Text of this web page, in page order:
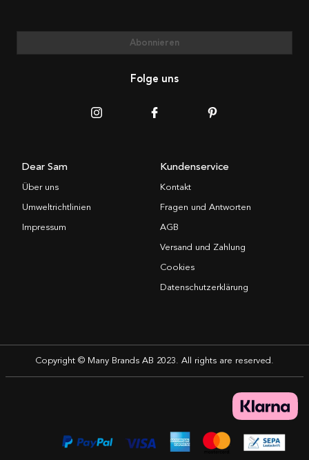
Abonnieren
Folge uns
Dear Sam
Über uns
Umweltrichtlinien
Impressum
Kundenservice
Kontakt
Fragen und Antworten
AGB
Versand und Zahlung
Cookies
Datenschutzerklärung
Copyright © Many Brands AB 2023. All rights are reserved.